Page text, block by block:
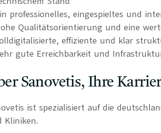
professionelles, eingespieltes und
Qualitätsorientierung und eine
effiziente und klar
gute Erreichbarkeit und
Sanovetis, Ihre
ist spezialisiert auf die
Kliniken.